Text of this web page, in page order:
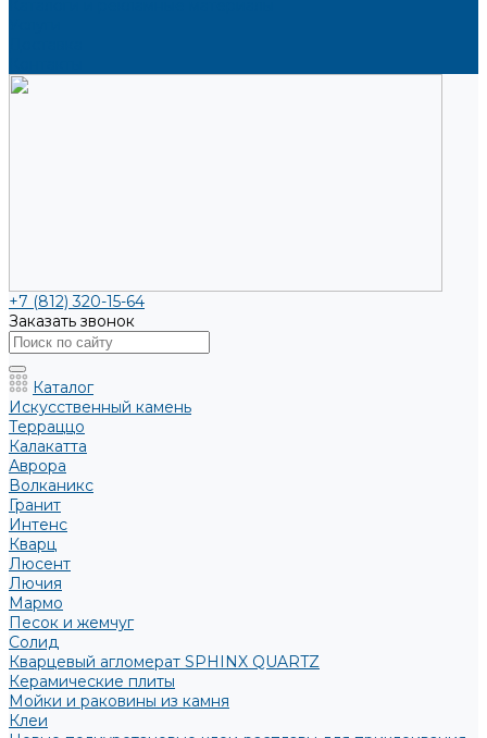
+7 (812) 320-15-64
Заказать звонок
Каталог
Искусственный камень
Терраццо
Калакатта
Аврора
Волканикс
Гранит
Интенс
Кварц
Люсент
Лючия
Мармо
Песок и жемчуг
Солид
Кварцевый агломерат SPHINX QUARTZ
Керамические плиты
Мойки и раковины из камня
Клеи